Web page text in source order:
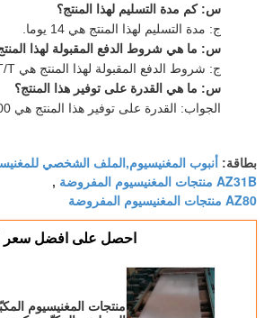
س: كم مدة التسليم لهذا المنتج؟
ج: مدة التسليم لهذا المنتج هي 14 يوما.
س: ما هي شروط الدفع المقبولة لهذا
ج: شروط الدفع المقبولة لهذا المنتج هي T/T.
س: ما هي القدرة على توفير هذا المنتج؟
الجواب: القدرة على توفير هذا المنتج هي 500 طن / شهر.
بطاقة: أنبوب المغنيسيوم,الملف الشخصي
AZ31B منتجات المغنيسيوم المفروضة ,
AZ80 منتجات المغنيسيوم المفروضة
احصل على افضل سعر
منتجات المغنيسيوم